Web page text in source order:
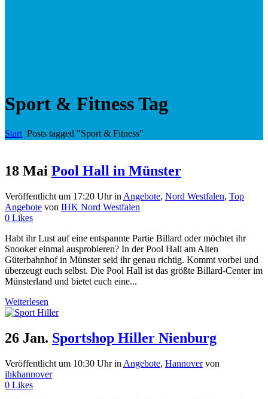
Sport & Fitness Tag
Start Posts tagged "Sport & Fitness"
18 Mai Pool Hall in Münster
Veröffentlicht um 17:20 Uhrin Angebote, Nord Westfalen, Top
Angebote von IHK Nord Westfalen
0 Likes
Habt ihr Lust auf eine entspannte Partie Billard oder möchtet ihr
Snooker einmal ausprobieren? In der Pool Hall am Alten
Güterbahnhof in Münster seid ihr genau richtig. Kommt vorbei und
überzeugt euch selbst. Die Pool Hall ist das größte Billard-Center im
Münsterland und bietet euch eine...
Weiterlesen
26 Jan. Sportshop Hiller Nienburg
Veröffentlicht um 10:30 Uhrin Angebote, Hannover von
ihkhannover
0 Likes